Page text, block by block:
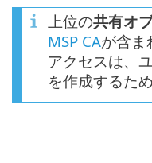
上位の共有オ
MSP CAが含ま
アクセスは、
を作成するた